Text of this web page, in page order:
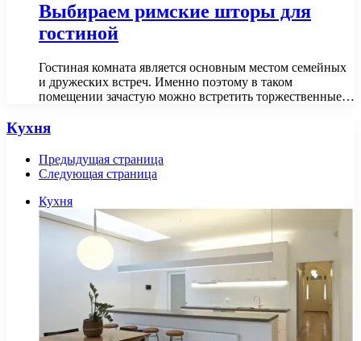
Выбираем римские шторы для
гостиной
Гостиная комната является основным местом семейных
и дружеских встреч. Именно поэтому в таком
помещении зачастую можно встретить торжественные…
Кухня
Предыдущая страница
Следующая страница
Кухня